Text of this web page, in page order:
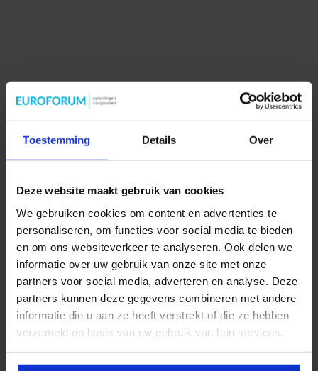
Toestemming Details Over
Deze website maakt gebruik van cookies
We gebruiken cookies om content en advertenties te
personaliseren, om functies voor social media te bieden
en om ons websiteverkeer te analyseren. Ook delen we
informatie over uw gebruik van onze site met onze
partners voor social media, adverteren en analyse. Deze
partners kunnen deze gegevens combineren met andere
informatie die u aan ze heeft verstrekt of die ze hebben
verzameld op basis van uw gebruik van hun services.
‘Agile’ lijkt het nieuwe toverwoord. De zaligmakende oplossing
voor vastlopende systemen, verminderde omzet en het [...]